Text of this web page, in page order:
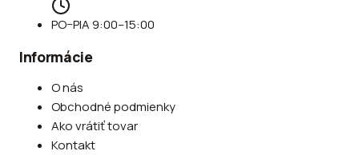
PO–PIA 9:00–15:00
Informácie
O nás
Obchodné podmienky
Ako vrátiť tovar
Kontakt